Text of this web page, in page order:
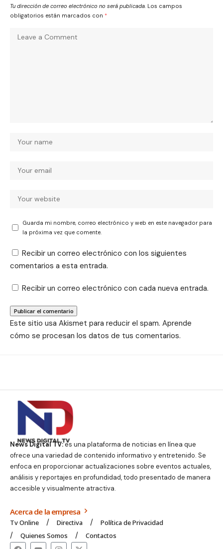
Tu dirección de correo electrónico no será publicada. Los campos
obligatorios están marcados con *
Guarda mi nombre, correo electrónico y web en este navegador para
la próxima vez que comente.
Recibir un correo electrónico con los siguientes
comentarios a esta entrada.
Recibir un correo electrónico con cada nueva entrada.
Este sitio usa Akismet para reducir el spam. Aprende
cómo se procesan los datos de tus comentarios.
News Digital TV:es una plataforma de noticias en línea que
ofrece una variedad de contenido informativo y entretenido. Se
enfoca en proporcionar actualizaciones sobre eventos actuales,
análisis y reportajes en profundidad, todo presentado de manera
accesible y visualmente atractiva.
Acerca de la empresa
Tv Online Directiva
Política de Privacidad
Quienes Somos
Contactos